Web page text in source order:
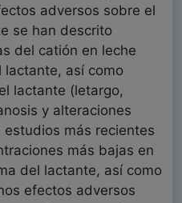
adversos sobre el
se han descrito
del catión en leche
lactante, así como
lactante (letargo,
y alteraciones
estudios más recientes
más bajas en
del lactante, así como
efectos adversos